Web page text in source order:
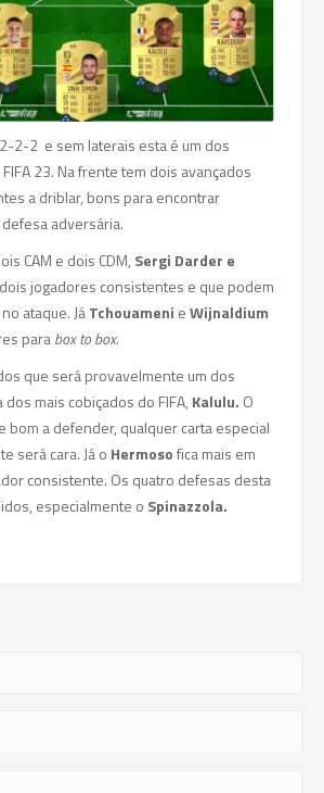
2-2 e sem laterais esta é um dos
23. Na frente tem dois avançados
a driblar, bons para encontrar
adversária.
CAM e dois CDM, Sergi Darder e
jogadores consistentes e que podem
ataque. JáTchouameni eWijnaldium
parabox to box.
que será provavelmente um dos
mais cobiçados do FIFA, Kalulu. O
bom a defender, qualquer carta especial
será cara. Já o Hermosofica mais em
consistente. Os quatro defesas desta
especialmente o Spinazzola.